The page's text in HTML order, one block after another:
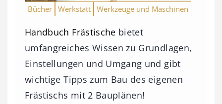
Bücher Werkstatt Werkzeuge und Maschinen
Handbuch Frästische bietet
umfangreiches Wissen zu Grundlagen,
Einstellungen und Umgang und gibt
wichtige Tipps zum Bau des eigenen
Frästischs mit 2 Bauplänen!